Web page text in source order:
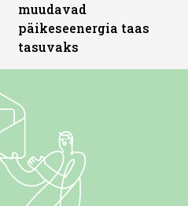
muudavad
päikeseenergia taas
tasuvaks